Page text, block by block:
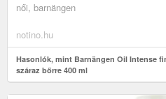
női, barnängen
notino.hu
Hasonlók, mint Barnängen Oil Intense
száraz bőrre 400 ml